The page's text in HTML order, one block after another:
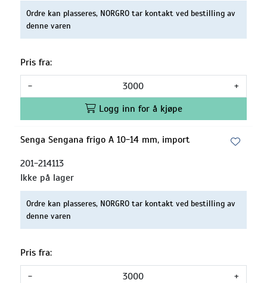
Ordre kan plasseres, NORGRO tar kontakt ved bestilling av
denne varen
Pris fra:
-
+
Logg inn for å kjøpe
Senga Sengana frigo A 10-14 mm, import
201-214113
Ikke på lager
Ordre kan plasseres, NORGRO tar kontakt ved bestilling av
denne varen
Pris fra:
-
+